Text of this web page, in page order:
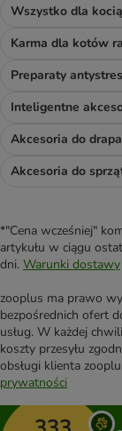
Wszystko dla
Karma dla kotów
Preparaty
Inteligentne
Akcesoria do
*"Cena wcześniej"
artykułu w ciągu
dni. Warunki dostawy
zooplus ma prawo
bezpośrednich ofert
usług. W każdej
koszty przesyłu
obsługi klienta
prywatności